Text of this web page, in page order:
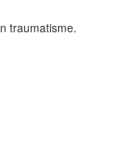
traumatisme.